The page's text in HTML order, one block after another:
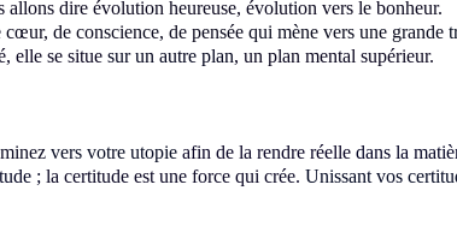
allons dire évolution heureuse, évolution vers le bonheur.
cœur, de conscience, de pensée qui mène vers une grande
elle se situe sur un autre plan, un plan mental supérieur.
vers votre utopie afin de la rendre réelle dans la
; la certitude est une force qui crée. Unissant vos